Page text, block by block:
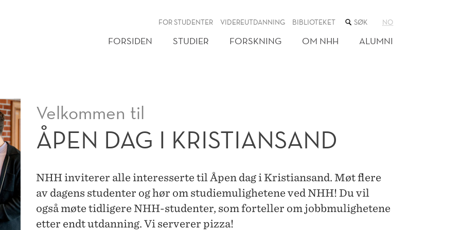
FOR STUDENTER VIDEREUTDANNING BIBLIOTEKET SØK
NETTSTEDET
NO
FORSIDEN STUDIER FORSKNING OM NHH ALUMNI
Velkommen til
ÅPEN DAG I KRISTIANSAND
NHH inviterer alle interesserte til Åpen dag i Kristiansand. Møt flere
av dagens studenter og hør om studiemulighetene ved NHH! Du vil
også møte tidligere NHH-studenter, som forteller om jobbmulighetene
etter endt utdanning. Vi serverer pizza!